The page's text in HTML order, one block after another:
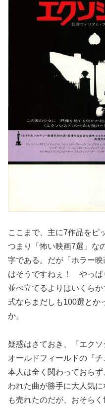
ここまで、主に7作品をピ
つまり「怖い映画7選」な
字である。だが「ホラー
はそうですねぇ！ やっぱ
並べ立てるよりはいくら
式ならまだしも100選とか
か。
疑惑はさておき、『エク
オールドフィールドの『
本人は全く関わっておら
われた曲が勝手に大人気
も売れたのだが、おそら